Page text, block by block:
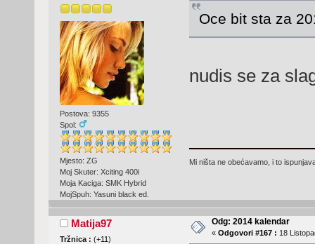
Postova: 9355
Spol:
Mjesto: ZG
Moj Skuter: Xciting 400i
Moja Kaciga: SMK Hybrid
MojSpuh: Yasuni black ed.
Oce bit sta za
nudis se za
Mi ništa ne obećavamo, i to
Matija97
Tržnica : (+11)
Odg: 2014 kalendar
« Odgovori #167 : 18